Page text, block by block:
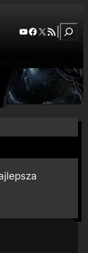
YouTube
Facebook
X RSS Feed